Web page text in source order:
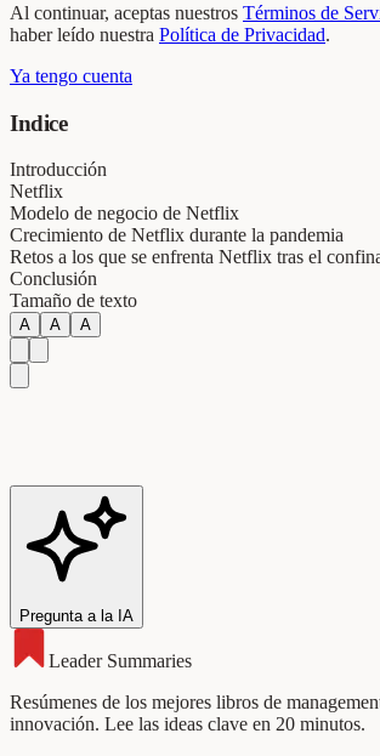
Al continuar, aceptas nuestros Términos de
haber leído nuestra Política de Privacidad.
Ya tengo cuenta
Indice
Introducción
Netflix
Modelo de negocio de Netflix
Crecimiento de Netflix durante la pandemia
Retos a los que se enfrenta Netflix tras el
Conclusión
Tamaño de texto
A A A
Pregunta a la IA
Leader Summaries
Resúmenes de los mejores libros de
innovación. Lee las ideas clave en 20 minutos.